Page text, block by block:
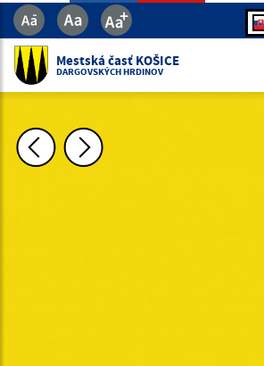
Mestská časť KOŠICE
DARGOVSKÝCH HRDINOV